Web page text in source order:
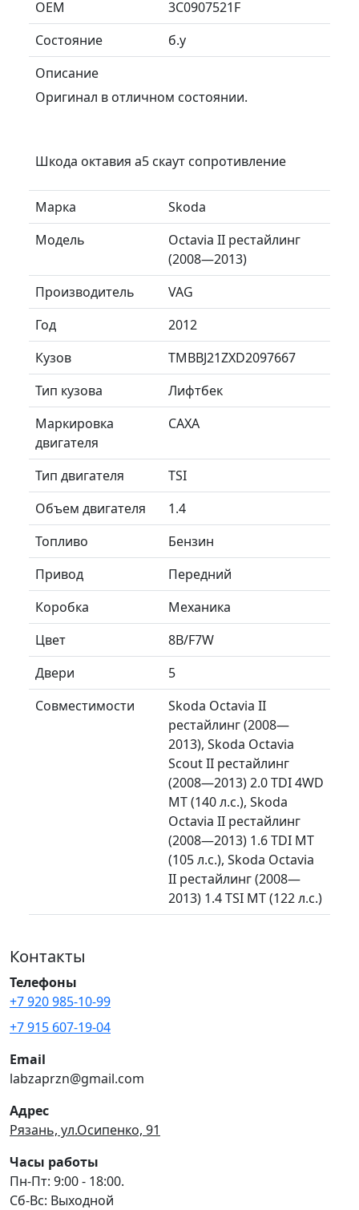
ОЕМ
3C0907521F
Состояние
б.у
Описание
Оригинал в отличном состоянии.
Шкода октавия а5 скаут сопротивление
Марка
Skoda
Модель
Octavia II рестайлинг
(2008—2013)
Производитель
VAG
Год
2012
Кузов
TMBBJ21ZXD2097667
Тип кузова
Лифтбек
Маркировка
двигателя
CAXA
Тип двигателя
TSI
Объем двигателя
1.4
Топливо
Бензин
Привод
Передний
Коробка
Механика
Цвет
8B/F7W
Двери
5
Совместимости
Skoda Octavia II
рестайлинг (2008—
2013), Skoda Octavia
Scout II рестайлинг
(2008—2013) 2.0 TDI 4WD
MT (140 л.с.), Skoda
Octavia II рестайлинг
(2008—2013) 1.6 TDI MT
(105 л.с.), Skoda Octavia
II рестайлинг (2008—
2013) 1.4 TSI MT (122 л.с.)
Контакты
Телефоны
+7 920 985-10-99
+7 915 607-19-04
Email
labzaprzn@gmail.com
Адрес
Рязань, ул.Осипенко, 91
Часы работы
Пн-Пт: 9:00 - 18:00.
Сб-Вс: Выходной